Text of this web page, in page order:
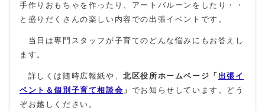
手作りおもちゃを作ったり、アートバルーンをしたり・・
と盛りだくさんの楽しい内容での出張イベントです。
当日は専門スタッフが子育てのどんな悩みにもお答えし
ます。
詳しくは随時広報紙や、北区役所ホームページ「 出張イ
ベント＆個別子育て相談会 」 でお知らせしています。どう
ぞお越しください。